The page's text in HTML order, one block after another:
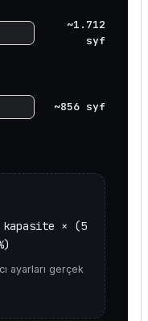
~1.712
syf
~856 syf
kapasite × (5
ayarları gerçek